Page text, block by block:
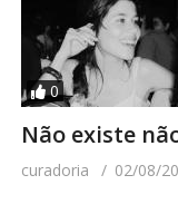
0
Não existe
curadoria 02/08/